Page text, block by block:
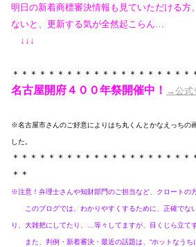
明日の新着商標審決情報も見ていただける方
ないと、更新する気が全然起こらん…
↓↓↓
＊＊＊＊＊＊＊＊＊＊＊＊＊＊＊＊＊＊＊＊
名古屋開府４００年祭開催中！ →公式
※名古屋市さんのご好意によりはち丸くんとかなえっちの
した。
＊＊＊＊＊＊＊＊＊＊＊＊＊＊＊＊＊＊＊＊
＊＊
※注意！弁理士さんや知財部門のご担当など、クロートの
このブログでは、わかりやすくするために、正確でな
り、大雑把にしてたり、…等々してますが、目くじら立
また、判例・新着審決・最近の話題は、“ホットなうち